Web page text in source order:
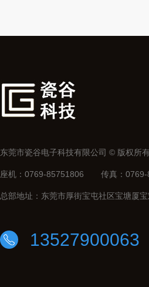
东莞市瓷谷电子科技有限公司 © 版权所有
座机：0769-85751806 传真：
总部地址：东莞市厚街宝屯社区宝塘厦
13527900063